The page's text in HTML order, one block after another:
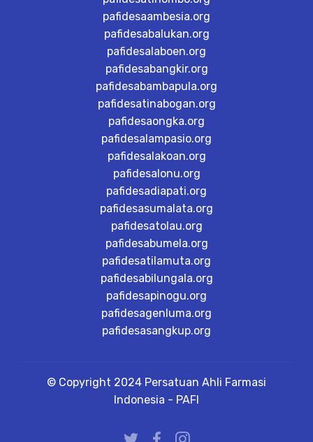
pafidesaambesia.org
pafidesabalukan.org
pafidesalaboen.org
pafidesabangkir.org
pafidesabambapula.org
pafidesatinabogan.org
pafidesaongka.org
pafidesalampasio.org
pafidesalakoan.org
pafidesalonu.org
pafidesadiapati.org
pafidesasumalata.org
pafidesatolau.org
pafidesabumela.org
pafidesatilamuta.org
pafidesabilungala.org
pafidesapinogu.org
pafidesagenluma.org
pafidesasangkup.org
© Copyright 2024 Persatuan Ahli Farmasi
Indonesia - PAFI